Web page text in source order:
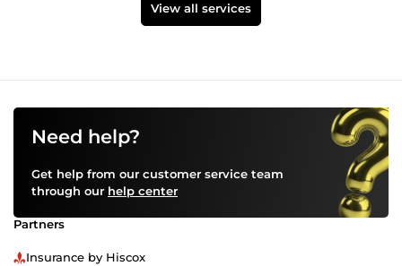
View all services
Need help?
Get help from our customer service team
through our help center
Partners
Insurance by Hiscox